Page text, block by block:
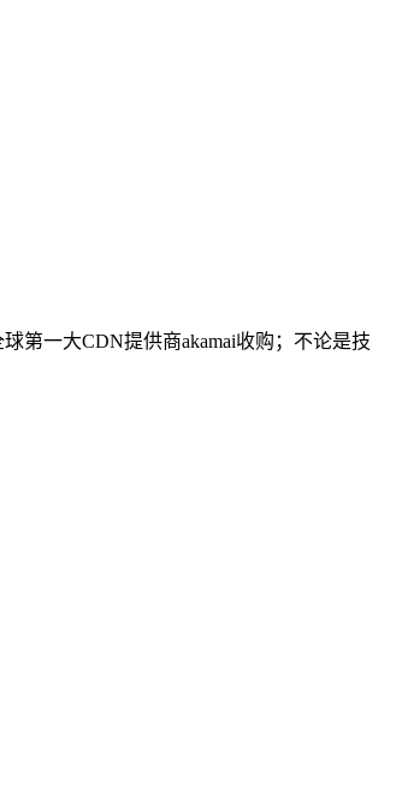
第一大CDN提供商akamai收购；不论是技